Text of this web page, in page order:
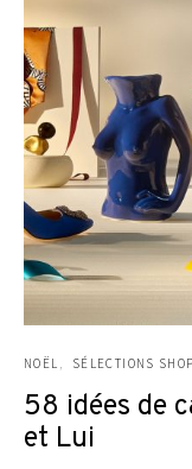
NOËL SÉLECTIONS
58 idées de
et Lui